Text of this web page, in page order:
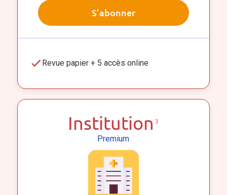
S’abonner
Revue papier + 5 accès online
Institution 3
Premium